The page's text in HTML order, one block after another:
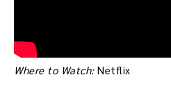
Where to Watch:Netflix